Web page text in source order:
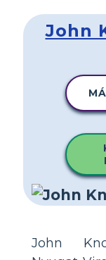
John
John